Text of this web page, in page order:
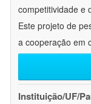
competitividade e
Este projeto de
a cooperação em
Instituição/UF/